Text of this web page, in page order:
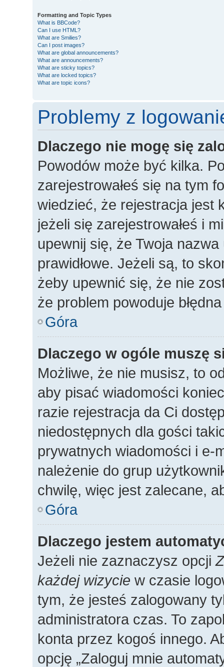
Formatting and Topic Types
What is BBCode?
Can I use HTML?
What are Smilies?
Can I post images?
What are global announcements?
What are announcements?
What are sticky topics?
What are locked topics?
What are topic icons?
Problemy z
Dlaczego nie mogę się
Powodów może być kilka.
zarejestrowałeś się na tym
wiedzieć, że rejestracja jest
jeżeli się zarejestrowałeś i
upewnij się, że Twoja
prawidłowe. Jeżeli są, to
żeby upewnić się, że nie
że problem powoduje
Góra
Dlaczego w ogóle muszę
Możliwe, że nie musisz, to
aby pisać wiadomości
razie rejestracja da Ci
niedostępnych dla gości
prywatnych wiadomości i e-
należenie do grup
chwilę, więc jest zalecane,
Góra
Dlaczego jestem
Jeżeli nie zaznaczysz opcji
każdej wizycie w czasie
tym, że jesteś zalogowany
administratora czas. To
konta przez kogoś innego.
opcję „Zaloguj mnie